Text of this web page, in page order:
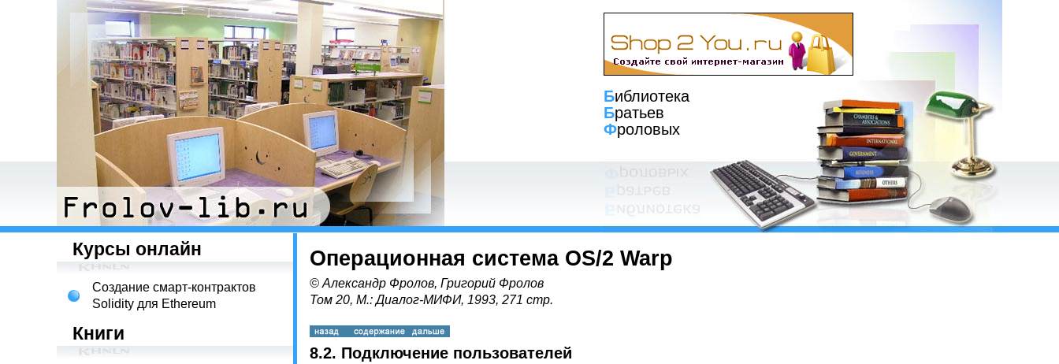
Библиотека
Братьев
Фроловых
Курсы онлайн
Создание смарт-контрактов
Solidity для Ethereum
Книги
Операционная система OS/2 Warp
© Александр Фролов, Григорий Фролов
Том 20, М.: Диалог-МИФИ, 1993, 271 стр.
8.2. Подключение пользователей